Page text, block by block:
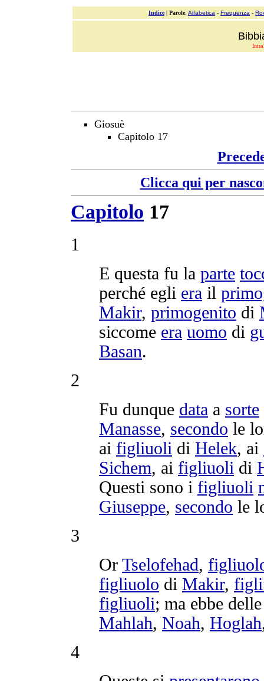
Indice| Parole: Alfabetica - Frequenza -
Giosuè
Capitolo 17
Clicca qui per
Capitolo 17
1
E questa fu la parte
perché egli era il
Makir, primogenito di
siccome era uomo di
Basan.
2
Fu dunque data a sorte
Manasse, secondo le
ai figliuoli di Helek, ai
Sichem, ai figliuoli di
Questi sono i figliuoli
Giuseppe, secondo le
3
Or Tselofehad,
figliuolo di Makir,
figliuoli; ma ebbe
Mahlah, Noah, Hoglah
4